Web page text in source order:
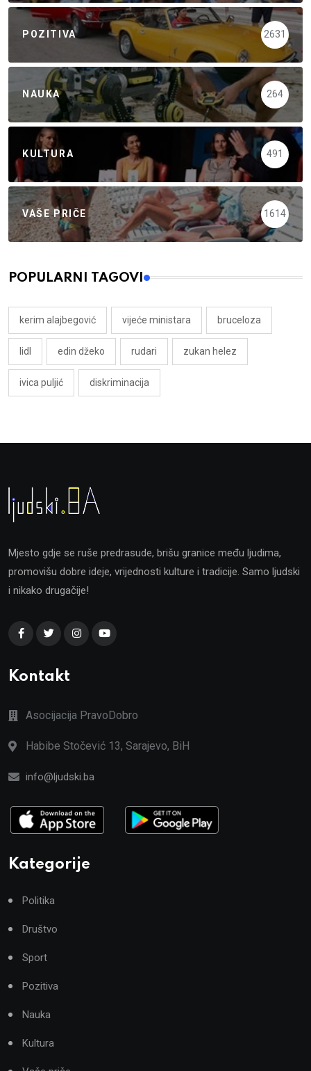
POZITIVA 2631
NAUKA 264
KULTURA 491
VAŠE PRIČE 1614
POPULARNI TAGOVI
kerim alajbegović vijeće ministara bruceloza
lidl edin džeko rudari zukan helez
ivica puljić diskriminacija
Mjesto gdje se ruše predrasude, brišu granice među ljudima,
promovišu dobre ideje, vrijednosti kulture i tradicije. Samo ljudski
i nikako drugačije!
Kontakt
Asocijacija PravoDobro
Habibe Stočević 13, Sarajevo, BiH
info@ljudski.ba
Kategorije
Politika
Društvo
Sport
Pozitiva
Nauka
Kultura